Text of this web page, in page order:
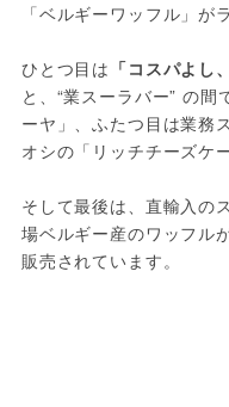
「ベルギーワッフル」が
ひとつ目は 「コスパよし
と、“業スーラバー” の間
ーヤ」、ふたつ目は業務
オシの「リッチチーズケ
そして最後は、直輸入の
場ベルギー産のワッフル
販売されています。